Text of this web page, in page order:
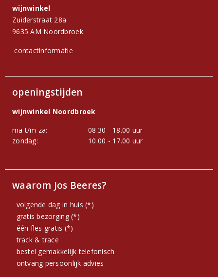
wijnwinkel
Zuiderstraat 28a
9635 AM Noordbroek
contactinformatie
openingstijden
wijnwinkel Noordbroek
ma t/m za:
08.30 - 18.00 uur
zondag:
10.00 - 17.00 uur
waarom Jos Beeres?
volgende dag in huis (*)
gratis bezorging (*)
één fles gratis (*)
track & trace
bestel gemakkelijk telefonisch
ontvang persoonlijk advies